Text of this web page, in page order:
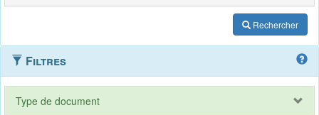
Rechercher
Filtres
Type de document